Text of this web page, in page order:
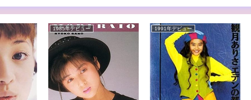
1985年デビュー 1991年デビュー